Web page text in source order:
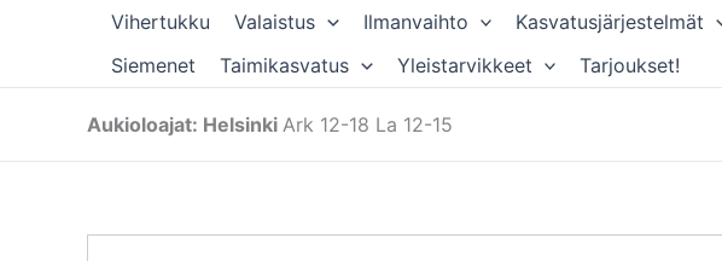
Vihertukku Valaistus Ilmanvaihto Kasvatusjärjestelmät
Siemenet
Taimikasvatus Yleistarvikkeet Tarjoukset!
Aukioloajat: Helsinki Ark 12-18 La 12-15